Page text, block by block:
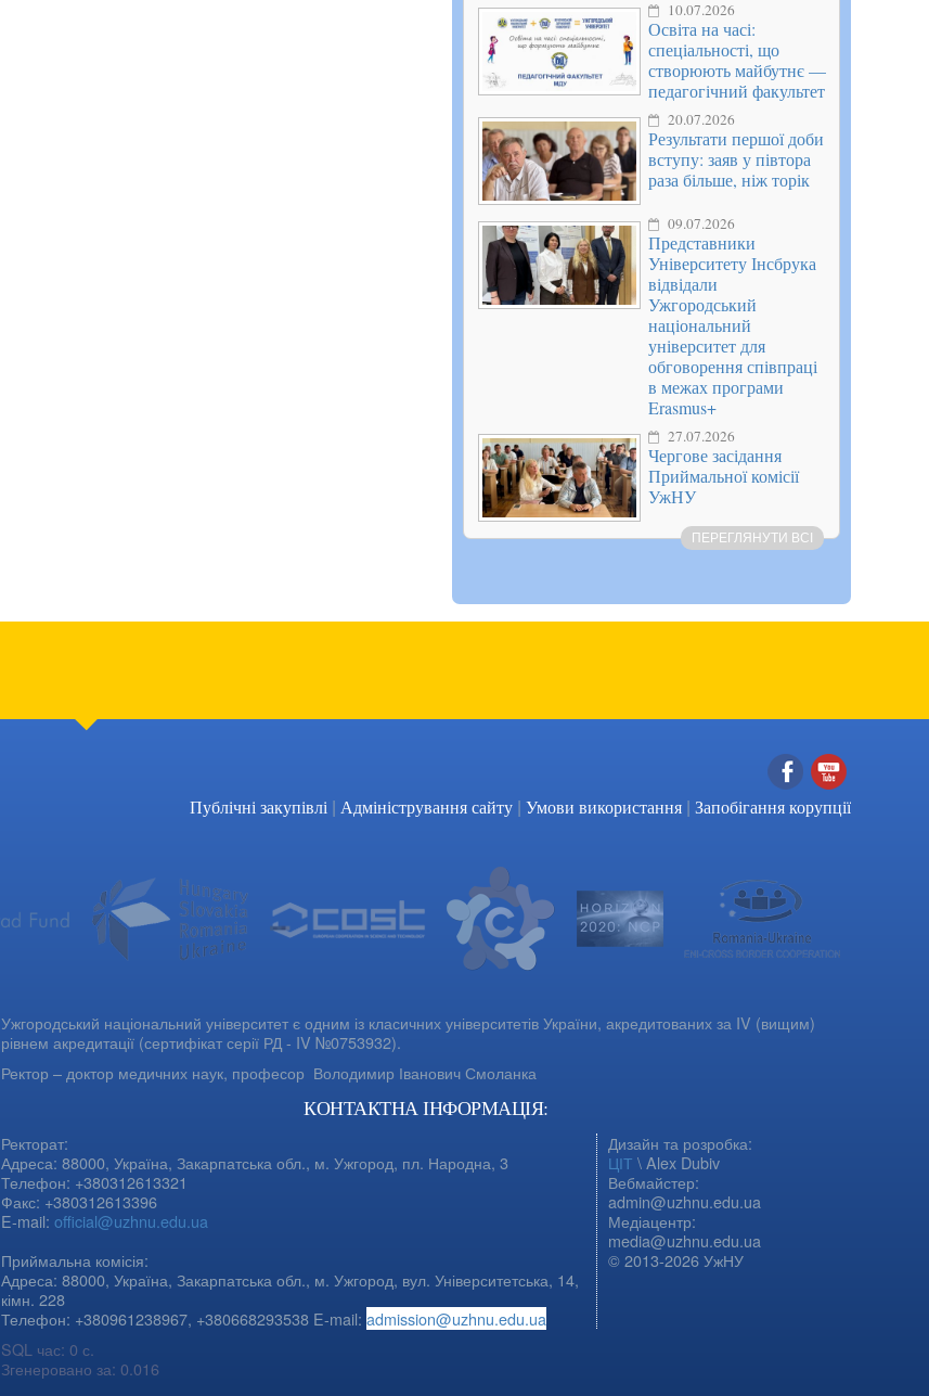
10.07.2026
Освіта на часі:
спеціальності, що
створюють майбутнє —
педагогічний факультет
20.07.2026
Результати першої доби
вступу: заяв у півтора
раза більше, ніж торік
09.07.2026
Представники
Університету Інсбрука
відвідали
Ужгородський
національний
університет для
обговорення співпраці
в межах програми
Erasmus+
27.07.2026
Чергове засідання
Приймальної комісії
УжНУ
ПЕРЕГЛЯНУТИ ВСІ
Facebook
YouTube
Публічні закупівлі | Адміністрування сайту | Умови використання | Запобігання корупції
Ужгородський національний університет є одним із класичних університетів України, акредитованих за IV (вищим)
рівнем акредитації (сертифікат серії РД - IV №0753932).
Ректор – доктор медичних наук, професор Володимир Іванович Смоланка
КОНТАКТНА ІНФОРМАЦІЯ:
Ректорат:
Адреса: 88000, Україна, Закарпатська обл., м. Ужгород, пл. Народна, 3
Телефон: +380312613321
Факс: +380312613396
E-mail: official@uzhnu.edu.ua
Приймальна комісія:
Адреса: 88000, Україна, Закарпатська обл., м. Ужгород, вул. Університетська, 14,
кімн. 228
Телефон: +380961238967, +380668293538 E-mail: admission@uzhnu.edu.ua
Дизайн та розробка:
ЦІТ \ Alex Dubiv
Вебмайстер:
admin@uzhnu.edu.ua
Медіацентр:
media@uzhnu.edu.ua
© 2013-2026 УжНУ
SQL час: 0 с.
Згенеровано за: 0.016